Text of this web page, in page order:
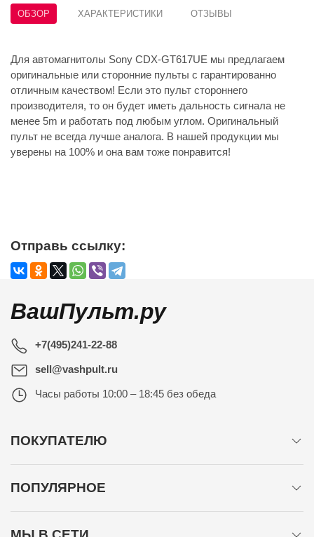
ОБЗОР ХАРАКТЕРИСТИКИ ОТЗЫВЫ
Для автомагнитолы Sony CDX-GT617UE мы предлагаем
оригинальные или сторонние пульты с гарантированно
отличным качеством! Если это пульт стороннего
производителя, то он будет иметь дальность сигнала не
менее 5m и работать под любым углом. Оригинальный
пульт не всегда лучше аналога. В нашей продукции мы
уверены на 100% и она вам тоже понравится!
Отправь ссылку:
ВашПульт.ру
+7(495)241-22-88
sell@vashpult.ru
Часы работы 10:00 – 18:45 без обеда
ПОКУПАТЕЛЮ
ПОПУЛЯРНОЕ